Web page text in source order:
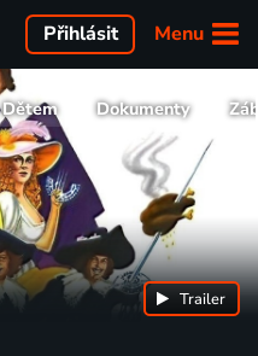
Menu
Přihlásit
Dětem Dokumenty
Trailer